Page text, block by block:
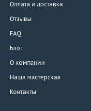
Оплата и доставка
Отзывы
FAQ
Блог
О компании
Наша мастерская
Контакты